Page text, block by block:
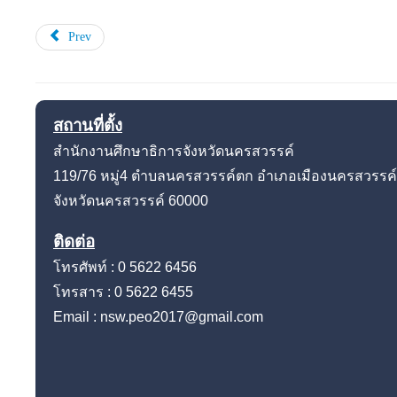
Prev
สถานที่ตั้ง
สำนักงานศึกษาธิการจังหวัดนครสวรรค์
119/76 หมู่4 ตำบลนครสวรรค์ตก อำเภอเมืองนครสวรรค์
จังหวัดนครสวรรค์ 60000
ติดต่อ
โทรศัพท์ : 0 5622 6456
โทรสาร : 0 5622 6455
Email : nsw.peo2017@gmail.com